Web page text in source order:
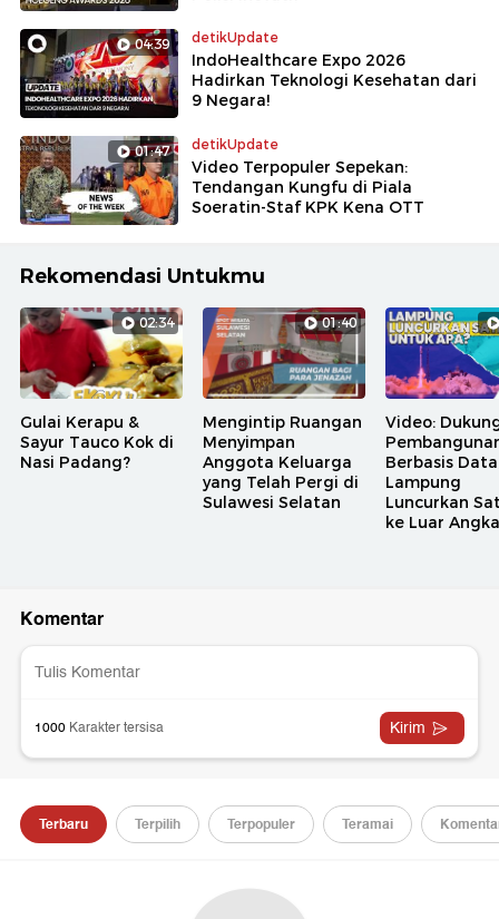
04:39 detikUpdate
IndoHealthcare Expo 2026
Hadirkan Teknologi Kesehatan dari
9 Negara!
01:47 detikUpdate
Video Terpopuler Sepekan:
Tendangan Kungfu di Piala
Soeratin-Staf KPK Kena OTT
Rekomendasi Untukmu
02:34
Gulai Kerapu &
Sayur Tauco Kok di
Nasi Padang?
01:40
Mengintip Ruangan
Menyimpan
Anggota Keluarga
yang Telah Pergi di
Sulawesi Selatan
Video:
Berbasis
Lampung
Luncurkan
ke Luar